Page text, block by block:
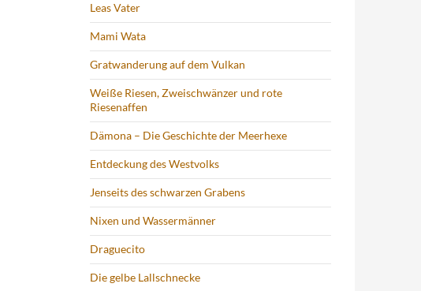
Leas Vater
Mami Wata
Gratwanderung auf dem Vulkan
Weiße Riesen, Zweischwänzer und rote
Riesenaffen
Dämona – Die Geschichte der Meerhexe
Entdeckung des Westvolks
Jenseits des schwarzen Grabens
Nixen und Wassermänner
Draguecito
Die gelbe Lallschnecke